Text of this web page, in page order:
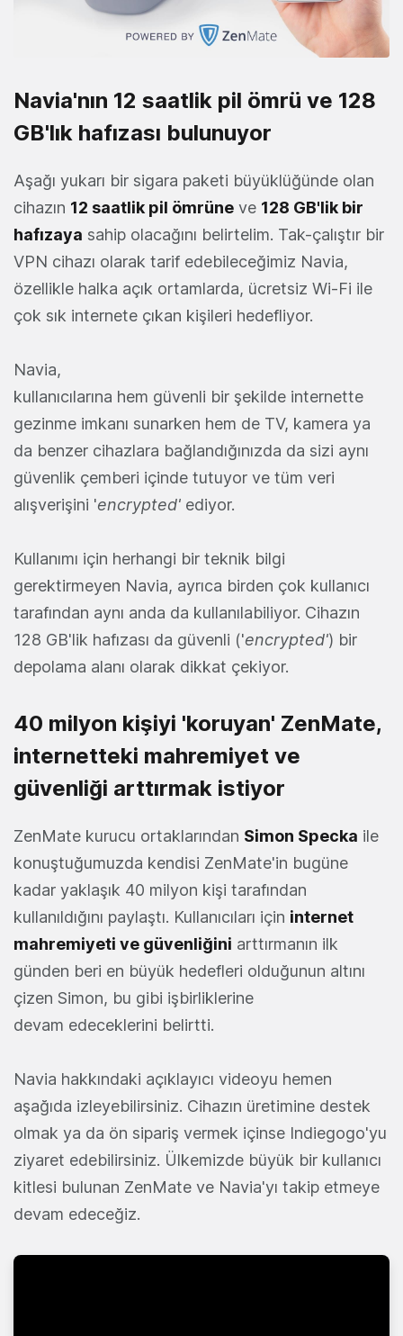
Navia'nın 12 saatlik pil ömrü ve 128
GB'lık hafızası bulunuyor
Aşağı yukarı bir sigara paketi büyüklüğünde olan
cihazın 12 saatlik pil ömrüne ve 128 GB'lik bir
hafızaya sahip olacağını belirtelim. Tak-çalıştır bir
VPN cihazı olarak tarif edebileceğimiz Navia,
özellikle halka açık ortamlarda, ücretsiz Wi-Fi ile
çok sık internete çıkan kişileri hedefliyor.
Navia,
kullanıcılarına hem güvenli bir şekilde internette
gezinme imkanı sunarken hem de TV, kamera ya
da benzer cihazlara bağlandığınızda da sizi aynı
güvenlik çemberi içinde tutuyor ve tüm veri
alışverişini 'encrypted' ediyor.
Kullanımı için herhangi bir teknik bilgi
gerektirmeyen Navia, ayrıca birden çok kullanıcı
tarafından aynı anda da kullanılabiliyor. Cihazın
128 GB'lik hafızası da güvenli ('encrypted') bir
depolama alanı olarak dikkat çekiyor.
40 milyon kişiyi 'koruyan' ZenMate,
internetteki mahremiyet ve
güvenliği arttırmak istiyor
ZenMate kurucu ortaklarından Simon Specka ile
konuştuğumuzda kendisi ZenMate'in bugüne
kadar yaklaşık 40 milyon kişi tarafından
kullanıldığını paylaştı. Kullanıcıları için internet
mahremiyeti ve güvenliğini arttırmanın ilk
günden beri en büyük hedefleri olduğunun altını
çizen Simon, bu gibi işbirliklerine
devam edeceklerini belirtti.
Navia hakkındaki açıklayıcı videoyu hemen
aşağıda izleyebilirsiniz. Cihazın üretimine destek
olmak ya da ön sipariş vermek içinse Indiegogo'yu
ziyaret edebilirsiniz. Ülkemizde büyük bir kullanıcı
kitlesi bulunan ZenMate ve Navia'yı takip etmeye
devam edeceğiz.